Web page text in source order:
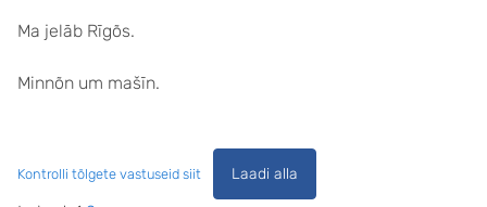
Ma jelāb Rīgõs.
Minnõn um mašīn.
Kontrolli tõlgete vastuseid siit Laadi alla